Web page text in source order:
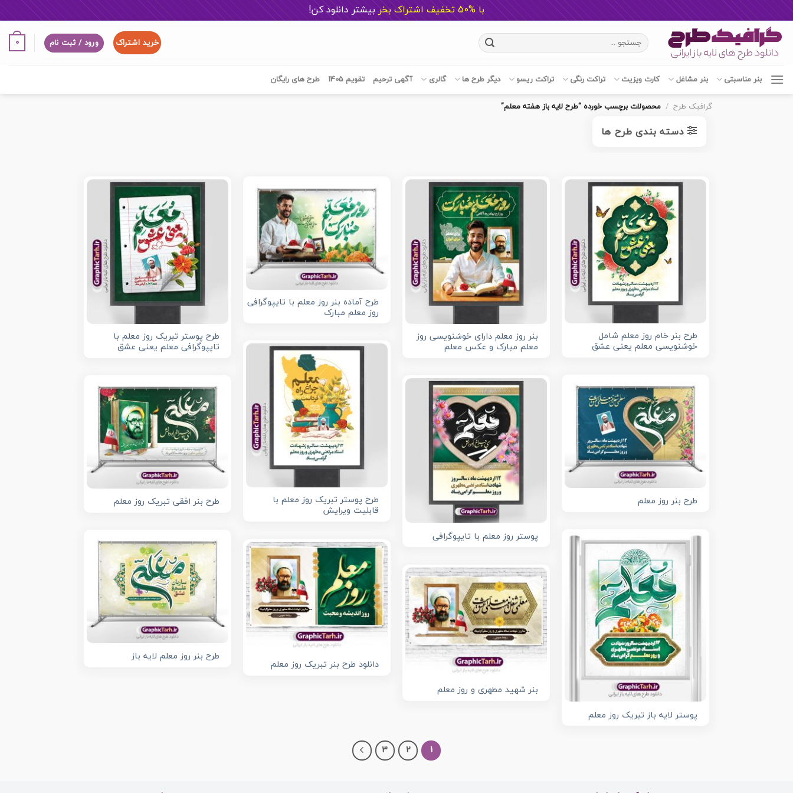
با %50 تخفیف اشتراک بخر بیشتر دانلود کن!
content
جستجو
برای:
خرید اشتراک ورود / ثبت نام 0
بنر مناسبتی بنر مشاغل کارت ویزیت تراکت رنگی تراکت ریسو دیگر طرح ها گالری آگهی ترحیم تقویم 1405 طرح های رایگان
گرافیک طرح / محصولات برچسب خورده “طرح لایه باز هفته معلم”
دسته بندی طرح ها
طرح بنر خام روز معلم شامل
خوشنویسی معلم یعنی عشق
بنر روز معلم دارای خوشنویسی روز
معلم مبارک و عکس معلم
طرح آماده بنر روز معلم با تایپوگرافی
روز معلم مبارک
طرح پوستر تبریک روز معلم با
تایپوگرافی معلم یعنی عشق
طرح پوستر تبریک روز معلم با
قابلیت ویرایش
طرح بنر روز معلم
پوستر روز معلم با تایپوگرافی
طرح بنر افقی تبریک روز معلم
پوستر لایه باز تبریک روز معلم
طرح بنر روز معلم لایه باز
دانلود طرح بنر تبریک روز معلم
بنر شهید مطهری و روز معلم
1
2
3